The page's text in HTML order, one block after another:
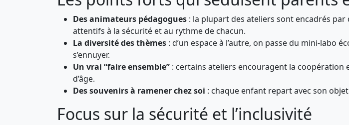
Des animateurs pédagogues : la plupart des ateliers sont encadrés
attentifs à la sécurité et au rythme de chacun.
La diversité des thèmes : d’un espace à l’autre, on passe du mini-labo
s’ennuyer.
Un vrai “faire ensemble” : certains ateliers encouragent la
d’âge.
Des souvenirs à ramener chez soi : chaque enfant repart avec son
Focus sur la sécurité et l’inclusivité